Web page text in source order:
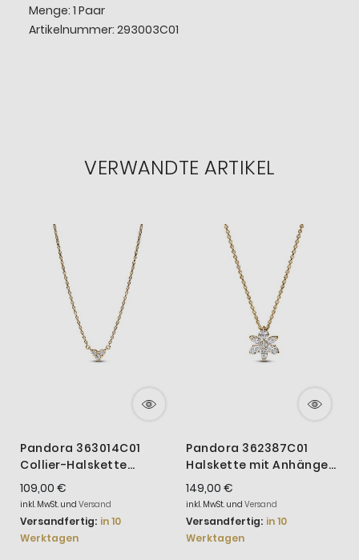
Menge: 1 Paar
Artikelnummer: 293003C01
VERWANDTE ARTIKEL
Pandora 363014C01
Collier-Halskette
Damen Drei Sterne Herz
Zirkonia Vergoldet
109,00 €
inkl. MwSt. und Versand
Versandfertig: in 10
Werktagen
Pandora 362387C01
Halskette mit Anhänger
Funkelnde Herbarium
Cluster Vergoldet
149,00 €
inkl. MwSt. und Versand
Versandfertig: in 10
Werktagen